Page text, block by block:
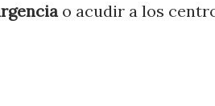
o acudir a los